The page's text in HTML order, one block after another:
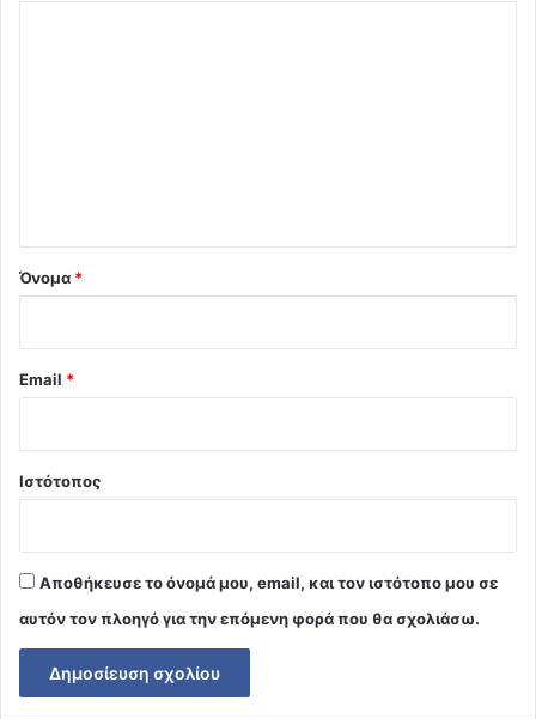
Όνομα *
Email *
Ιστότοπος
Αποθήκευσε το όνομά μου, email, και τον ιστότοπο μου σε
αυτόν τον πλοηγό για την επόμενη φορά που θα σχολιάσω.